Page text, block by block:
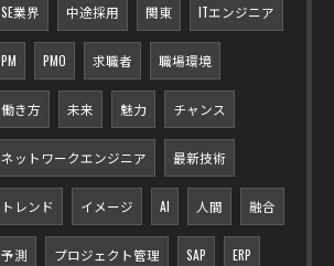
SE業界 中途採用 関東 ITエンジニア
PM PMO 求職者 職場環境
働き方 未来 魅力 チャンス
ネットワークエンジニア 最新技術
トレンド イメージ AI 人間 融合
予測 プロジェクト管理 SAP ERP